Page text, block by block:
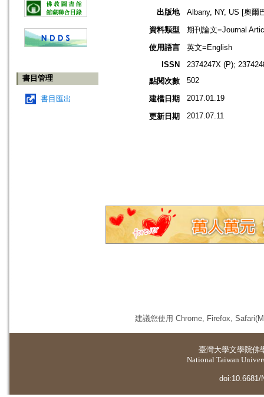
書目管理
書目匯出
出版地
Albany, NY, US [奧爾
資料類型
期刊論文=Journal
使用語言
英文=English
ISSN
2374247X (P);
點閱次數
502
建檔日期 2017.01.19
更新日期 2017.07.11
建議您使用 Chrome, Firefox,
臺灣大學文學院佛
National Taiwan
doi:10.6681/